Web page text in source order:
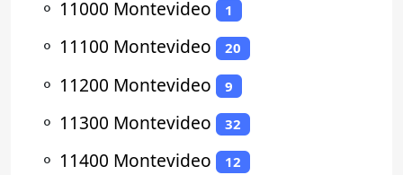
⚬ 11000 Montevideo 1
⚬ 11100 Montevideo 20
⚬ 11200 Montevideo 9
⚬ 11300 Montevideo 32
⚬ 11400 Montevideo 12